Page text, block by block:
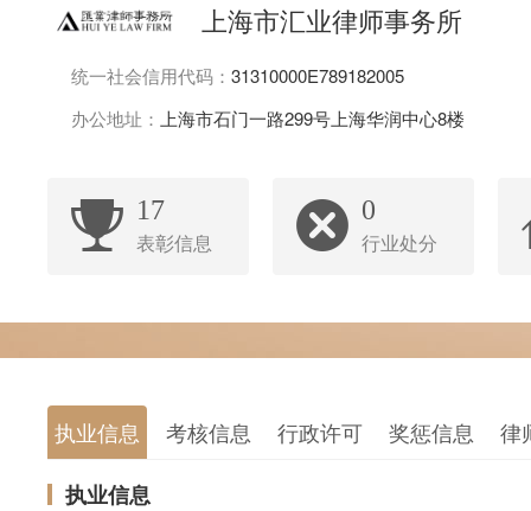
上海市汇业律师事务所
统一社会信用代码： 31310000E789182005
办公地址： 上海市石门一路299号上海华润中心8楼
17
表彰信息
0
行业处分
执业信息 考核信息 行政许可 奖惩信息 律
执业信息